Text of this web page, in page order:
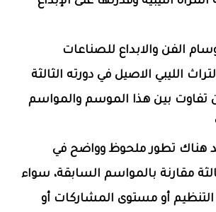
الفن والابداع للصناعات
الليبي الاصيل في دورته الثالثة
تفاوت بين هذا الموسم والمواسم
هناك تطور ملحوظ وواضح في
مقارنة بالمواسم السابقة، سواء
أو مستوى المشاركات أو